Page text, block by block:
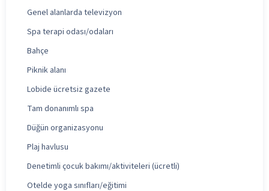
Genel alanlarda televizyon
Spa terapi odası/odaları
Bahçe
Piknik alanı
Lobide ücretsiz gazete
Tam donanımlı spa
Düğün organizasyonu
Plaj havlusu
Denetimli çocuk bakımı/aktiviteleri (ücretli)
Otelde yoga sınıfları/eğitimi